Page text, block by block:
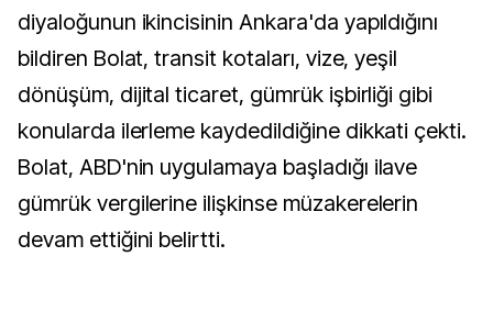
diyaloğunun ikincisinin Ankara'da yapıldığını
bildiren Bolat, transit kotaları, vize, yeşil
dönüşüm, dijital ticaret, gümrük işbirliği gibi
konularda ilerleme kaydedildiğine dikkati çekti.
Bolat, ABD'nin uygulamaya başladığı ilave
gümrük vergilerine ilişkinse müzakerelerin
devam ettiğini belirtti.